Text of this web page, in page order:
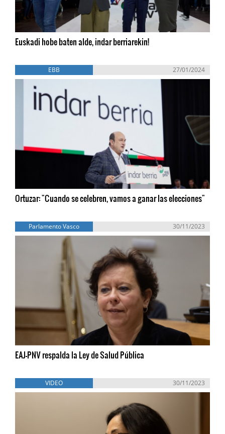
Euskadi hobe baten alde, indar berriarekin!
EBB 27/01/2024
Ortuzar: "Cuando se celebren, vamos a ganar las elecciones"
Parlamento Vasco 30/11/2023
EAJ-PNV respalda la Ley de Salud Pública
VIDEO 30/11/2023